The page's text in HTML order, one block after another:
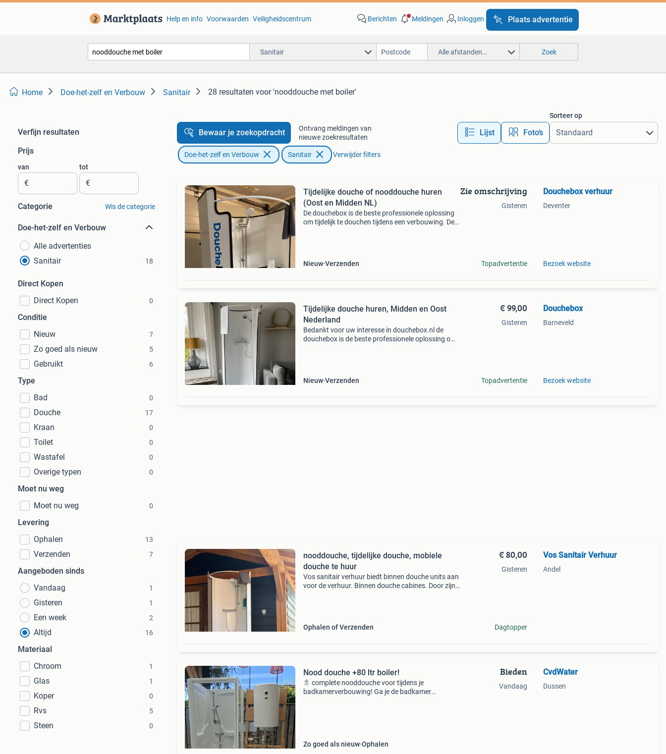
Help en info Voorwaarden Veiligheidscentrum Berichten Meldingen Inloggen Plaats advertentie
Sanitair Alle afstanden… Zoek
Home Doe-het-zelf en Verbouw Sanitair 28 resultaten voor 'nooddouche met boiler'
Verfijn resultaten
Prijs
van
€
tot
€
Categorie Wis de categorie
Doe-het-zelf en Verbouw
Alle advertenties
Sanitair
18
Direct Kopen
Direct Kopen
0
Conditie
Nieuw
7
Zo goed als nieuw 5
Gebruikt 6
Type
Bad
0
Douche 17
Kraan 0
Toilet 0
Wastafel 0
Overige typen 0
Moet nu weg
Moet nu weg
0
Levering
Ophalen
13
Verzenden 7
Aangeboden sinds
Vandaag
1
Gisteren 1
Een week 2
Altijd 16
Materiaal
Chroom
1
Glas 1
Koper 0
Rvs 5
Steen 0
Bewaar je zoekopdracht
Ontvang meldingen van
nieuwe zoekresultaten
Lijst Foto’s
Sorteer op
Doe-het-zelf en Verbouw Sanitair Verwijder filters
Tijdelijke douche of nooddouche huren
(Oost en Midden NL)
De douchebox is de beste professionele oplossing
om tijdelijk te douchen tijdens een verbouwing. De
Nieuw Verzenden
Zie omschrijving
Gisteren
Topadvertentie
Douchebox verhuur
Deventer
Bezoek website
Tijdelijke douche huren, Midden en Oost
Nederland
Bedankt voor uw interesse in douchebox.nl de
douchebox is de beste professionele oplossing om
Nieuw Verzenden
€ 99,00
Gisteren
Topadvertentie
Douchebox
Barneveld
Bezoek website
nooddouche, tijdelijke douche, mobiele
douche te huur
Vos sanitair verhuur biedt binnen douche units aan
voor de verhuur. Binnen douche cabines. Door zijn
Ophalen of Verzenden
€ 80,00
Gisteren
Dagtopper
Vos Sanitair Verhuur
Andel
Nood douche +80 ltr boiler!
🚿 complete nooddouche voor tijdens je
badkamerverbouwing! Ga je de badkamer
Zo goed als nieuw Ophalen
Bieden
Vandaag
CvdWater
Dussen